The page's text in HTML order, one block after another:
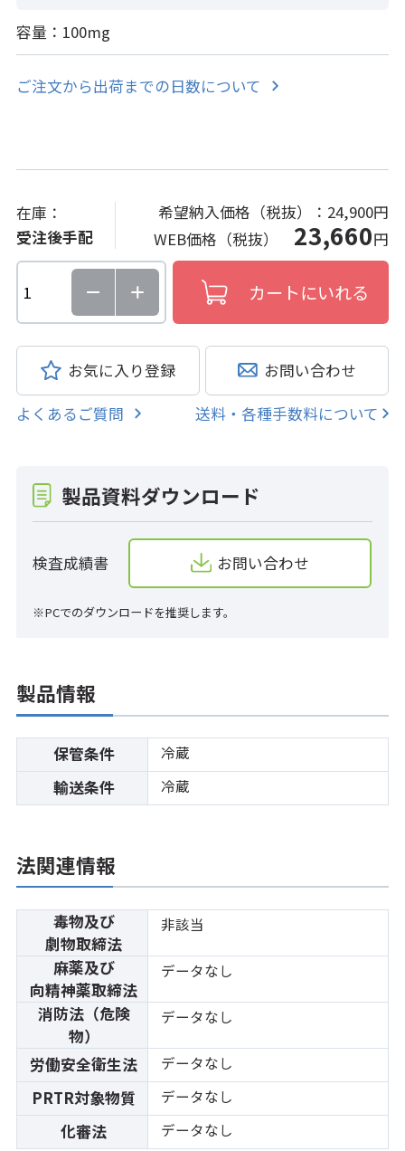
容量：100mg
ご注文から出荷までの日数について
在庫：
受注後手配
希望納入価格（税抜）： 24,900円
WEB価格（税抜） 23,660円
お気に入り登録 お問い合わせ
よくあるご質問 送料・各種手数料について
製品資料ダウンロード
検査成績書 お問い合わせ
※PCでのダウンロードを推奨します。
製品情報
保管条件 冷蔵
輸送条件 冷蔵
法関連情報
毒物及び
劇物取締法
非該当
麻薬及び
向精神薬取締法
データなし
消防法（危険
物）
データなし
労働安全衛生法 データなし
PRTR対象物質 データなし
化審法 データなし